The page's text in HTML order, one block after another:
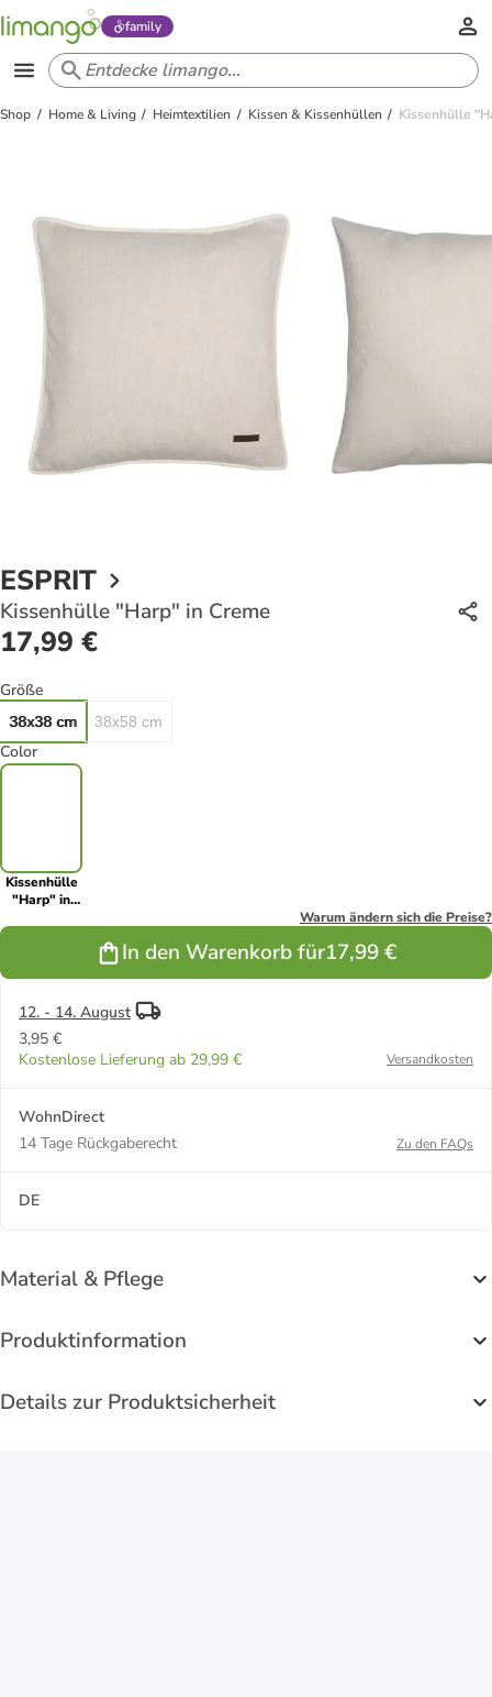
family
Shop Home & Living Heimtextilien Kissen & Kissenhüllen Kissenhülle
ESPRIT
Kissenhülle "Harp" in Creme
17,99 €
Größe
38x38 cm 38x58 cm
Color
Kissenhülle
"Harp" in
Warum ändern sich die Preise?
In den Warenkorb für17,99 €
12. - 14. August
3,95 €
Kostenlose Lieferung ab 29,99 €
Versandkosten
WohnDirect
14 Tage Rückgaberecht
Zu den FAQs
DE
Material & Pflege
Produktinformation
Details zur Produktsicherheit